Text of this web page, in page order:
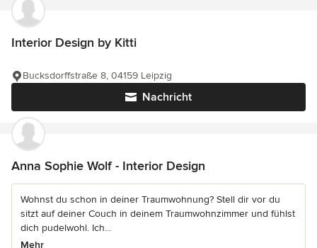
Interior Design by Kitti
Nachricht
Bucksdorffstraße 8, 04159 Leipzig
Anna Sophie Wolf - Interior Design
Wohnst du schon in deiner Traumwohnung? Stell dir vor du
sitzt auf deiner Couch in deinem Traumwohnzimmer und fühlst
dich pudelwohl. Ich...
Mehr